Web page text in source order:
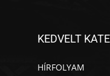
KEDVELT
HÍRFOLYAM